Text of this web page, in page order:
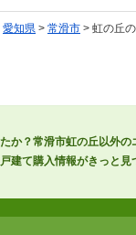
愛知県 > 常滑市 > 虹の丘
か？常滑市虹の丘以外
建て購入情報がきっと見